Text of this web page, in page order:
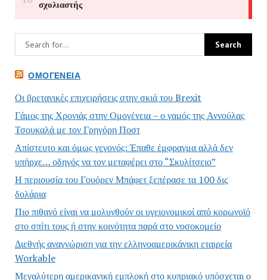
ΟΜΟΓΈΝΕΙΑ
Οι βρετανικές επιχειρήσεις στην σκιά του Brexit
Γάμος της Χρονιάς στην Ομογένεια – ο γαμός της Αννούλας
Τσουκαλά με τον Γρηγόρη Ποστ
Απίστευτο και όμως γεγονός: Έπαθε έμφραγμα αλλά δεν
υπήρχε… οδηγός να τον μεταφέρει στο “Σκυλίτσειο”
Η περιουσία του Γουόρεν Μπάφετ ξεπέρασε τα 100 δις
δολάρια
Πιο πιθανό είναι να μολυνθούν οι υγειονομικοί από κορωνοϊό
στο σπίτι τους ή στην κοινότητα παρά στο νοσοκομείο
Διεθνής αναγνώριση για την ελληνοαμερικάνικη εταιρεία
Workable
Μεγαλύτερη αμερικανική εμπλοκή στο κυπριακό υπόσχεται ο